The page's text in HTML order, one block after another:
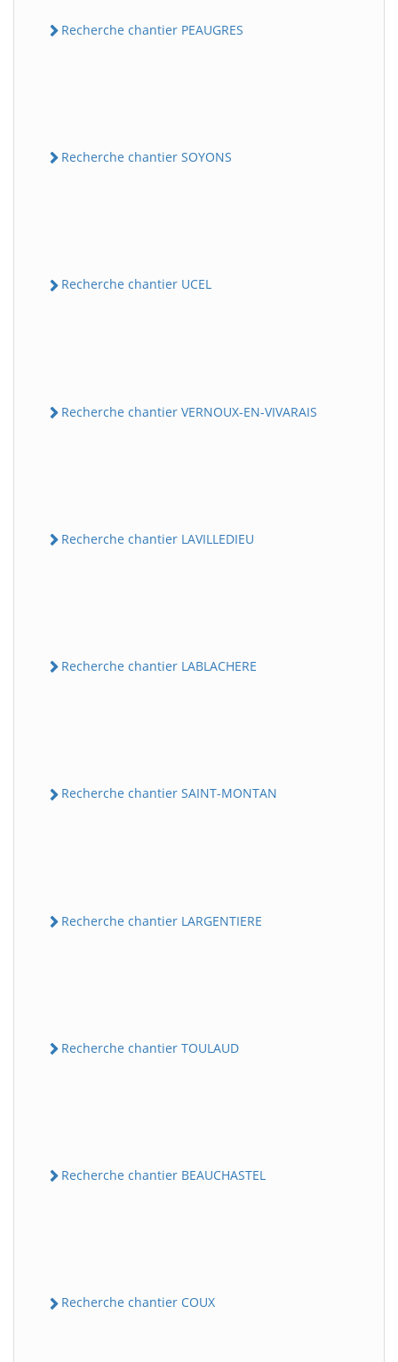
Recherche chantier PEAUGRES
Recherche chantier SOYONS
Recherche chantier UCEL
Recherche chantier VERNOUX-EN-VIVARAIS
Recherche chantier LAVILLEDIEU
Recherche chantier LABLACHERE
Recherche chantier SAINT-MONTAN
Recherche chantier LARGENTIERE
Recherche chantier TOULAUD
Recherche chantier BEAUCHASTEL
Recherche chantier COUX